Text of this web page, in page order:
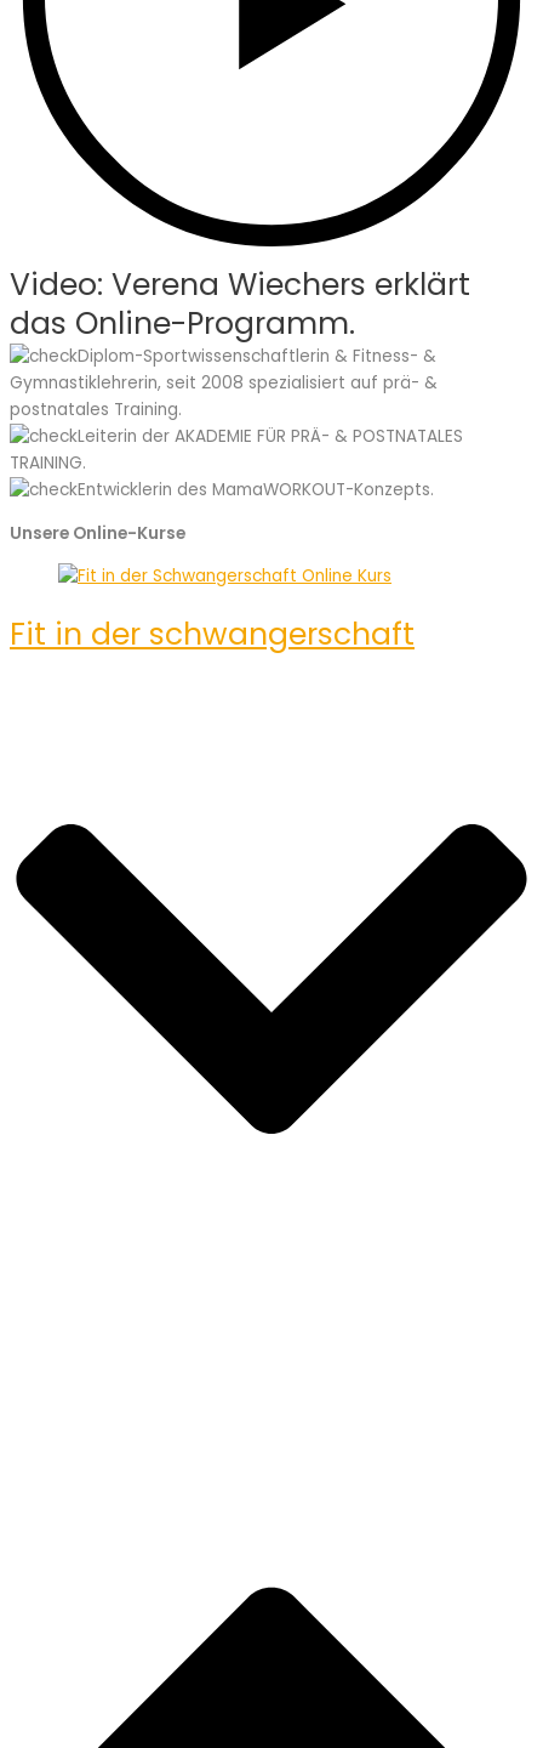
Video: Verena Wiechers erklärt
das Online-Programm.
Diplom-Sportwissenschaftlerin & Fitness- &
Gymnastiklehrerin, seit 2008 spezialisiert auf prä- &
postnatales Training.
Leiterin der AKADEMIE FÜR PRÄ- & POSTNATALES
TRAINING.
Entwicklerin des MamaWORKOUT-Konzepts.
Unsere Online-Kurse
Fit in der schwangerschaft